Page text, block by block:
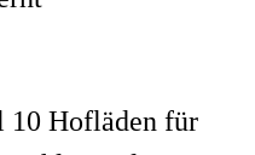
10 Hofläden für